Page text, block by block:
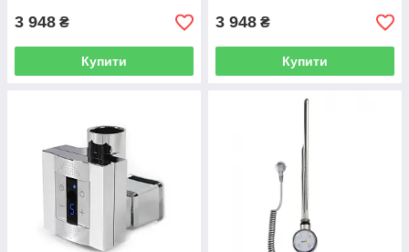
3 948 ₴
Купити
3 948 ₴
Купити